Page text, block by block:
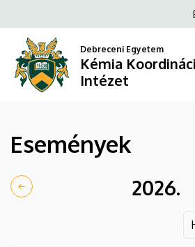
Kémia
Koordinációs
Intézet
a
tartalomra
Debreceni Egyetem
Kémia
Intézet
Események
2026.